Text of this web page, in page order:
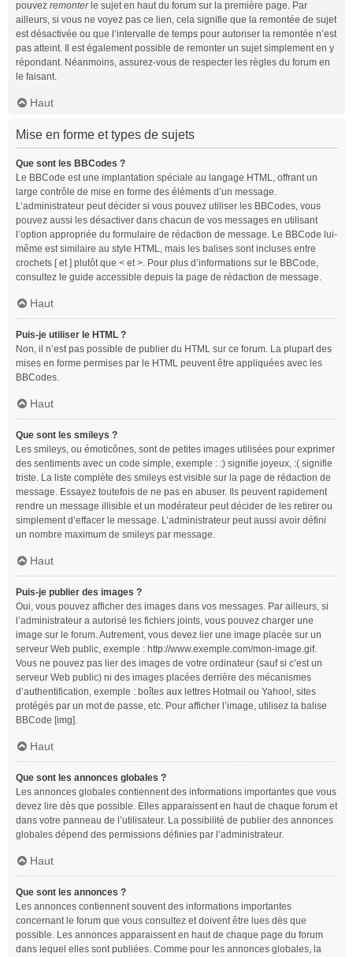
pouvez remonterle sujet en haut du forum sur la première page. Par
ailleurs, si vous ne voyez pas ce lien, cela signifie que la remontée de sujet
est désactivée ou que l’intervalle de temps pour autoriser la remontée n’est
pas atteint. Il est également possible de remonter un sujet simplement en y
répondant. Néanmoins, assurez-vous de respecter les règles du forum en
le faisant.
Haut
Mise en forme et types de sujets
Que sont les BBCodes ?
Le BBCode est une implantation spéciale au langage HTML, offrant un
large contrôle de mise en forme des éléments d’un message.
L’administrateur peut décider si vous pouvez utiliser les BBCodes, vous
pouvez aussi les désactiver dans chacun de vos messages en utilisant
l’option appropriée du formulaire de rédaction de message. Le BBCode lui-
même est similaire au style HTML, mais les balises sont incluses entre
crochets [ et ] plutôt que < et >. Pour plus d’informations sur le BBCode,
consultez le guide accessible depuis la page de rédaction de message.
Haut
Puis-je utiliser le HTML ?
Non, il n’est pas possible de publier du HTML sur ce forum. La plupart des
mises en forme permises par le HTML peuvent être appliquées avec les
BBCodes.
Haut
Que sont les smileys ?
Les smileys, ou émoticônes, sont de petites images utilisées pour exprimer
des sentiments avec un code simple, exemple : :) signifie joyeux, :( signifie
triste. La liste complète des smileys est visible sur la page de rédaction de
message. Essayez toutefois de ne pas en abuser. Ils peuvent rapidement
rendre un message illisible et un modérateur peut décider de les retirer ou
simplement d’effacer le message. L’administrateur peut aussi avoir défini
un nombre maximum de smileys par message.
Haut
Puis-je publier des images ?
Oui, vous pouvez afficher des images dans vos messages. Par ailleurs, si
l’administrateur a autorisé les fichiers joints, vous pouvez charger une
image sur le forum. Autrement, vous devez lier une image placée sur un
serveur Web public, exemple : http://www.exemple.com/mon-image.gif.
Vous ne pouvez pas lier des images de votre ordinateur (sauf si c’est un
serveur Web public) ni des images placées derrière des mécanismes
d’authentification, exemple : boîtes aux lettres Hotmail ou Yahoo!, sites
protégés par un mot de passe, etc. Pour afficher l’image, utilisez la balise
BBCode [img].
Haut
Que sont les annonces globales ?
Les annonces globales contiennent des informations importantes que vous
devez lire dès que possible. Elles apparaissent en haut de chaque forum et
dans votre panneau de l’utilisateur. La possibilité de publier des annonces
globales dépend des permissions définies par l’administrateur.
Haut
Que sont les annonces ?
Les annonces contiennent souvent des informations importantes
concernant le forum que vous consultez et doivent être lues dès que
possible. Les annonces apparaissent en haut de chaque page du forum
dans lequel elles sont publiées. Comme pour les annonces globales, la